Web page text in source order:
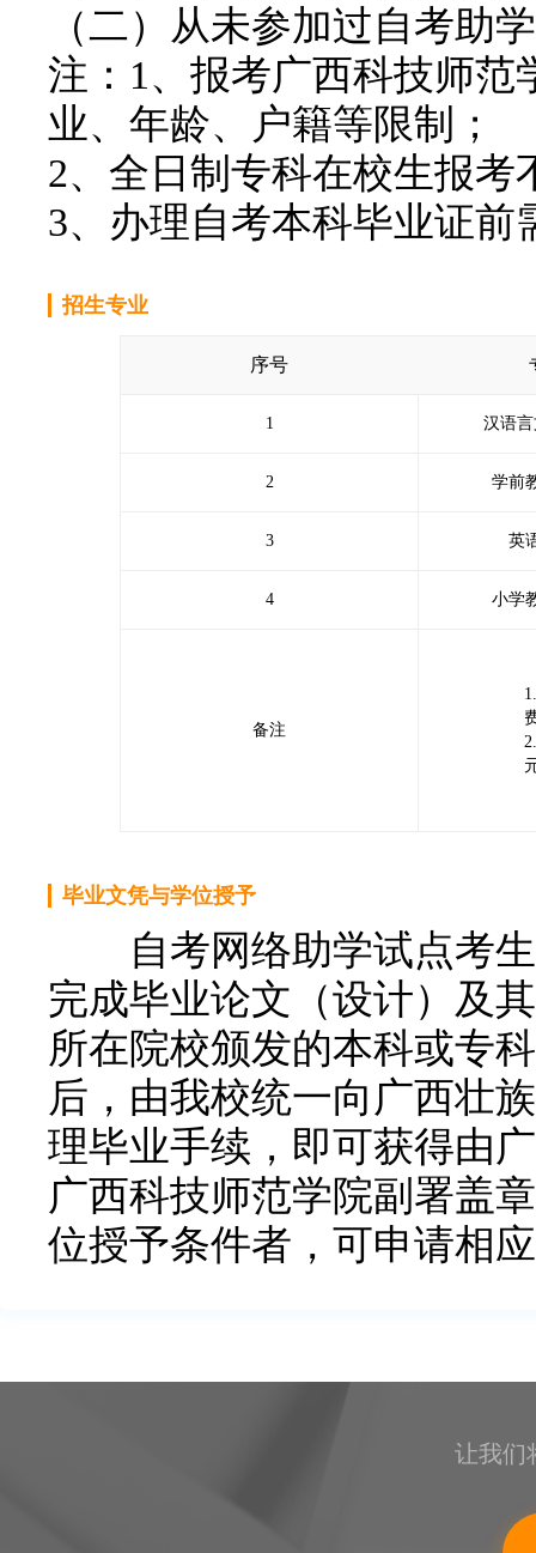
（二）从未参加过自考助
注：1、报考广西科技师
业、年龄、户籍等限制；
2、全日制专科在校生报
3、办理自考本科毕业证
招生专业
序号
1 汉语言
2 学前
3 英
4 小学
备注
毕业文凭与学位授予
自考网络助学试点考生
完成毕业论文（设计）及
所在院校颁发的本科或专
后，由我校统一向广西壮
理毕业手续，即可获得由
广西科技师范学院副署盖
位授予条件者，可申请相
让我们